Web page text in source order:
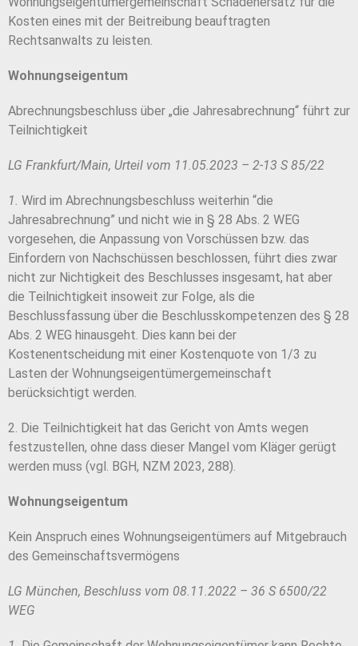
Kosten eines mit der Beitreibung beauftragten
Rechtsanwalts zu leisten.
Wohnungseigentum
Abrechnungsbeschluss über „die Jahresabrechnung“ führt zur
Teilnichtigkeit
LG Frankfurt/Main, Urteil vom 11.05.2023 – 2-13 S 85/22
1. Wird im Abrechnungsbeschluss weiterhin “die
Jahresabrechnung” und nicht wie in § 28 Abs. 2 WEG
vorgesehen, die Anpassung von Vorschüssen bzw. das
Einfordern von Nachschüssen beschlossen, führt dies zwar
nicht zur Nichtigkeit des Beschlusses insgesamt, hat aber
die Teilnichtigkeit insoweit zur Folge, als die
Beschlussfassung über die Beschlusskompetenzen des § 28
Abs. 2 WEG hinausgeht. Dies kann bei der
Kostenentscheidung mit einer Kostenquote von 1/3 zu
Lasten der Wohnungseigentümergemeinschaft
berücksichtigt werden.
2. Die Teilnichtigkeit hat das Gericht von Amts wegen
festzustellen, ohne dass dieser Mangel vom Kläger gerügt
werden muss (vgl. BGH, NZM 2023, 288).
Wohnungseigentum
Kein Anspruch eines Wohnungseigentümers auf Mitgebrauch
des Gemeinschaftsvermögens
LG München, Beschluss vom 08.11.2022 – 36 S 6500/22
WEG